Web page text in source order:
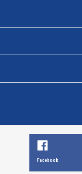
Facebook